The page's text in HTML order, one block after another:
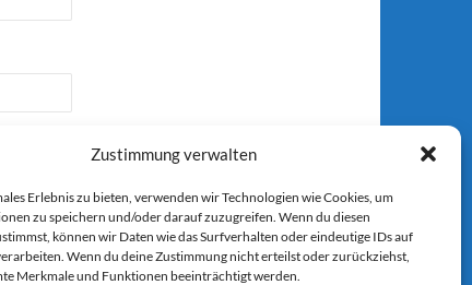
Zustimmung verwalten
Erlebnis zu bieten, verwenden wir Technologien wie Cookies, um
zu speichern und/oder darauf zuzugreifen. Wenn du diesen
können wir Daten wie das Surfverhalten oder eindeutige IDs auf
Wenn du deine Zustimmung nicht erteilst oder zurückziehst,
Merkmale und Funktionen beeinträchtigt werden.
Mail.